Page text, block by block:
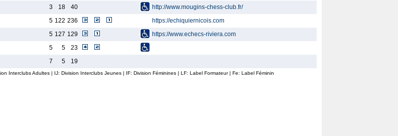
3 18 40
http://www.mougins-chess-club.fr/
5 122 236
https://echiquiernicois.com
5 127 129
https://www.echecs-riviera.com
5 5
23
7 5 19
Interclubs Adultes | IJ: Division Interclubs Jeunes | IF: Division Féminines | LF: Label Formateur | Fe: Label Féminin